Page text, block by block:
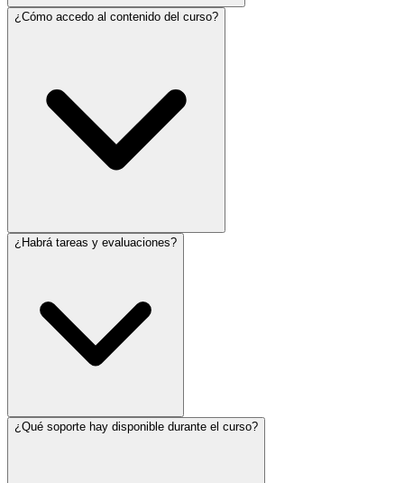
¿Cómo accedo al contenido del curso?
¿Habrá tareas y evaluaciones?
¿Qué soporte hay disponible durante el curso?